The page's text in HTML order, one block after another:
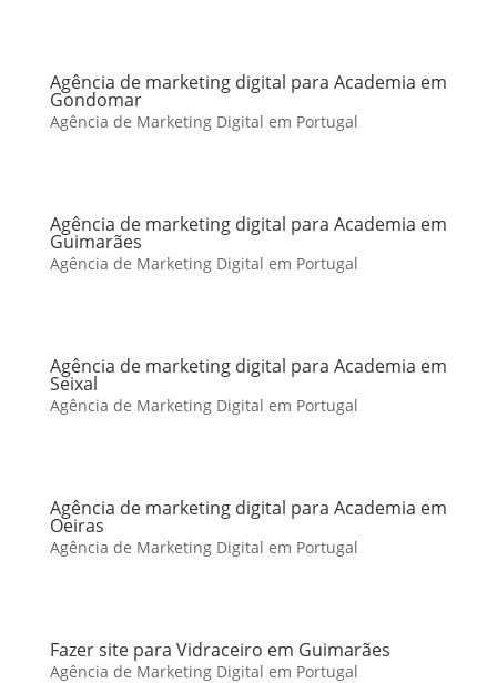
Agência de marketing digital para Academia em
Gondomar
Agência de Marketing Digital em Portugal
Agência de marketing digital para Academia em
Guimarães
Agência de Marketing Digital em Portugal
Agência de marketing digital para Academia em
Seixal
Agência de Marketing Digital em Portugal
Agência de marketing digital para Academia em
Oeiras
Agência de Marketing Digital em Portugal
Fazer site para Vidraceiro em Guimarães
Agência de Marketing Digital em Portugal